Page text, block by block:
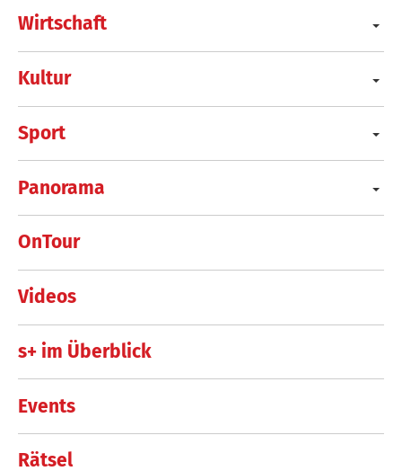
Wirtschaft
Kultur
Sport
Panorama
OnTour
Videos
s+ im Überblick
Events
Rätsel